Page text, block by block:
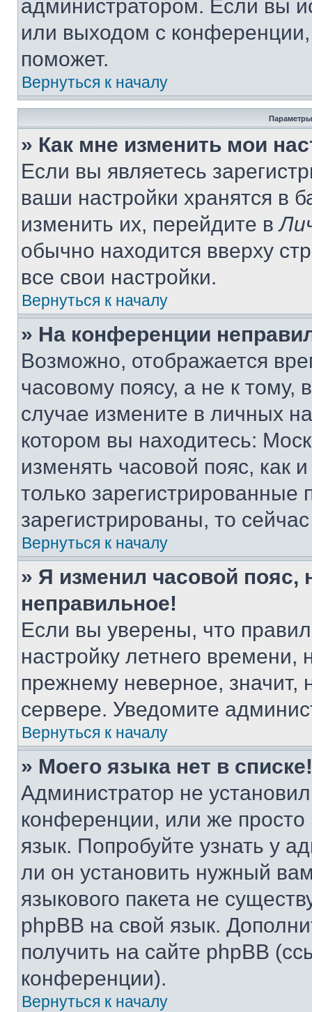
администратором. Если вы
или выходом с
поможет.
Вернуться к началу
Параметры
» Как мне изменить мои
Если вы являетесь
ваши настройки хранятся в
изменить их, перейдите в
обычно находится вверху
все свои настройки.
Вернуться к началу
» На конференции
Возможно, отображается
часовому поясу, а не к тому,
случае измените в личных
котором вы находитесь:
изменять часовой пояс, как
только
зарегистрированы, то
Вернуться к началу
» Я изменил часовой пояс,
неправильное!
Если вы уверены, что
настройку летнего
прежнему неверное, значит,
сервере. Уведомите
Вернуться к началу
» Моего языка нет в списке!
Администратор не
конференции, или же
язык. Попробуйте узнать у
ли он установить нужный
языкового пакета не
phpBB на свой язык.
получить на сайте phpBB
конференции).
Вернуться к началу